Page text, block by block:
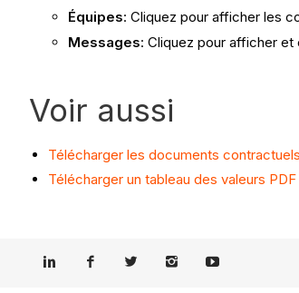
Équipes: Cliquez pour afficher les
Messages: Cliquez pour afficher
Voir aussi
Télécharger les documents
Télécharger un tableau des valeurs